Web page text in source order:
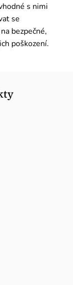
s nimi
se
bezpečné,
poškození.